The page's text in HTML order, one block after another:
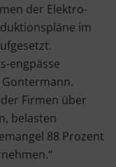
der Elektro-
im
engpässe
Firmen über
belasten
88 Prozent